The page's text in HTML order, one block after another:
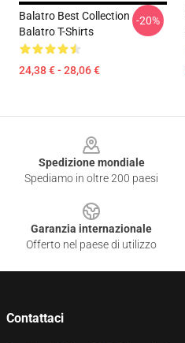
Balatro Best Collection
Balatro T-Shirts
24,38 € - 28,06 €
-20%
Spedizione mondiale
Spediamo in oltre 200 paesi
Garanzia internazionale
Offerto nel paese di utilizzo
Contattaci